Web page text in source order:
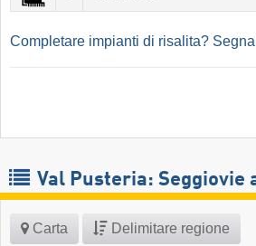
Completare impianti di risalita?
Val Pusteria: Seggiovie
Carta Delimitare regione